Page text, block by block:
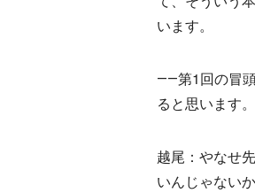
います。
――第1回の冒
ると思います
越尾：やなせ
いんじゃない